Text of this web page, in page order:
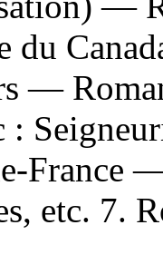
du
—
:
France
etc. 7.